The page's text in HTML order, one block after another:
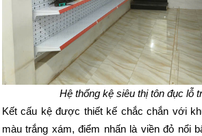
Hệ thống kệ siêu thị tôn đục lỗ
Kết cấu kệ được thiết kế chắc chắn với
màu trắng xám, điểm nhấn là viền đỏ nổi